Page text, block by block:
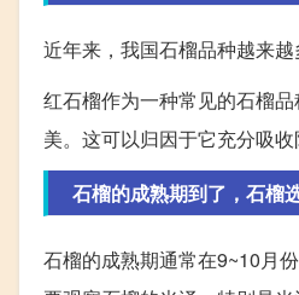
近年来，我国石榴品种越来
红石榴作为一种常见的石榴
美。这可以归因于它充分吸
石榴的成熟期到了，石榴
石榴的成熟期通常在9~10月